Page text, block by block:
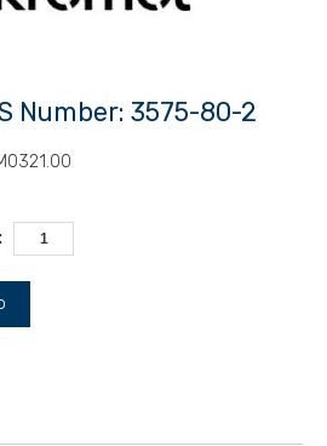
Number: 3575-80-2